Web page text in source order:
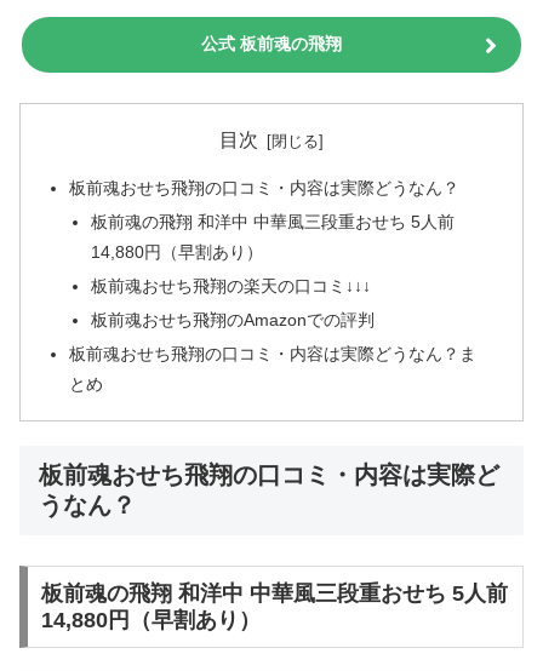
公式 板前魂の飛翔
目次
板前魂おせち飛翔の口コミ・内容は実際どうなん？
板前魂の飛翔 和洋中 中華風三段重おせち 5人前
14,880円（早割あり）
板前魂おせち飛翔の楽天の口コミ↓↓↓
板前魂おせち飛翔のAmazonでの評判
板前魂おせち飛翔の口コミ・内容は実際どうなん？ま
とめ
板前魂おせち飛翔の口コミ・内容は実際ど
うなん？
板前魂の飛翔 和洋中 中華風三段重おせち 5人前
14,880円（早割あり）